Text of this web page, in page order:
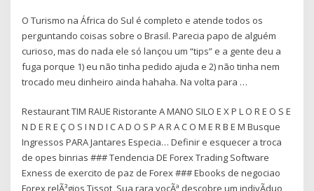
O Turismo na África do Sul é completo e atende todos os
perguntando coisas sobre o Brasil. Parecia papo de alguém
curioso, mas do nada ele só lançou um “tips” e a gente deu a
fuga porque 1) eu não tinha pedido ajuda e 2) não tinha nem
trocado meu dinheiro ainda hahaha. Na volta para …
Restaurant TIM RAUE Ristorante A MANO SILO E X P L O R E O S E
N D E R E Ç O S I N D I C A D O S P A R A C O M E R B E M Busque
Ingressos PARA Jantares Especia… Definir e esquecer a troca
de opes binrias ### Tendencia DE Forex Trading Software
Exness de exercito de paz de Forex ### Ebooks de negociao
Forex relÃ³gios Tissot ,Sua rara vocÃª descobre um indivÃ­duo